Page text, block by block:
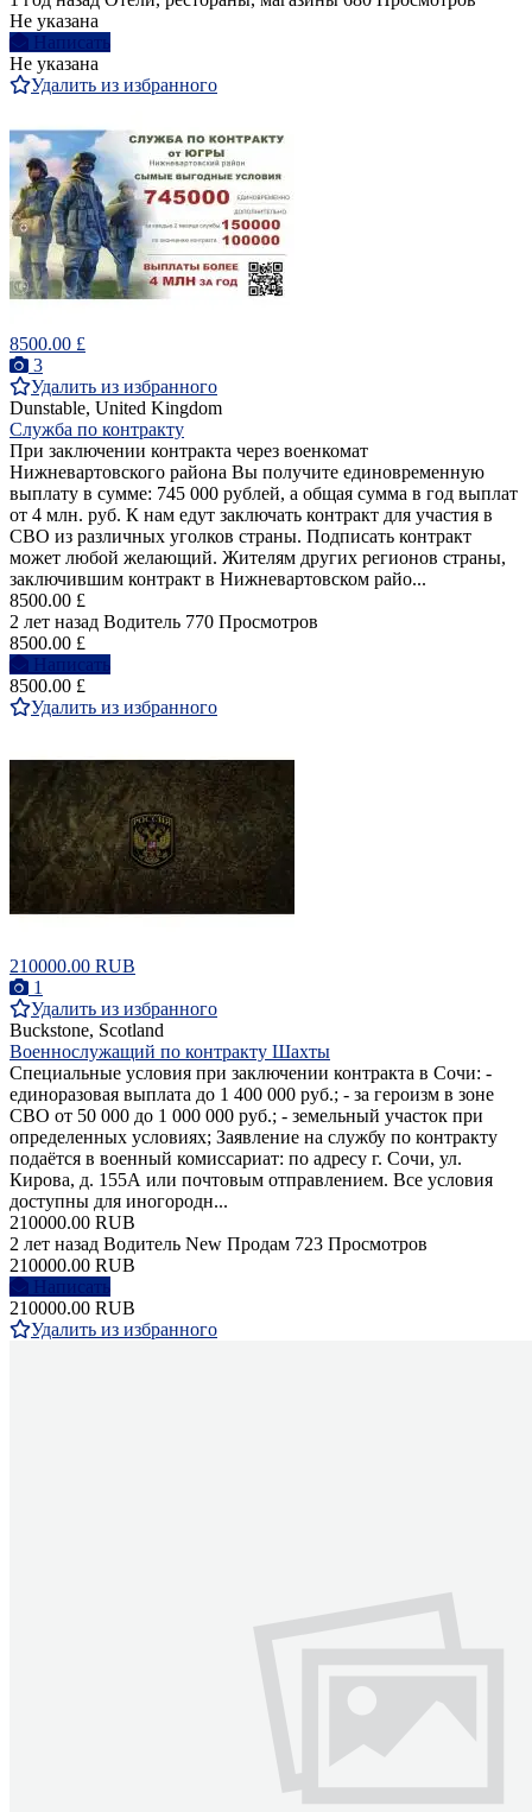
Не указана
Написать
Не указана
Удалить из избранного
8500.00 £
3
Удалить из избранного
Dunstable, United Kingdom
Служба по контракту
При заключении контракта через военкомат
Нижневартовского района Вы получите единовременную
выплату в сумме: 745 000 рублей, а общая сумма в год выплат
от 4 млн. руб. К нам едут заключать контракт для участия в
СВО из различных уголков страны. Подписать контракт
может любой желающий. Жителям других регионов страны,
заключившим контракт в Нижневартовском райо...
8500.00 £
2 лет назад Водитель 770 Просмотров
8500.00 £
Написать
8500.00 £
Удалить из избранного
210000.00 RUB
1
Удалить из избранного
Buckstone, Scotland
Военнослужащий по контракту Шахты
Специальные условия при заключении контракта в Сочи: -
единоразовая выплата до 1 400 000 руб.; - за героизм в зоне
СВО от 50 000 до 1 000 000 руб.; - земельный участок при
определенных условиях; Заявление на службу по контракту
подаётся в военный комиссариат: по адресу г. Сочи, ул.
Кирова, д. 155А или почтовым отправлением. Все условия
доступны для иногородн...
210000.00 RUB
2 лет назад Водитель New Продам 723 Просмотров
210000.00 RUB
Написать
210000.00 RUB
Удалить из избранного